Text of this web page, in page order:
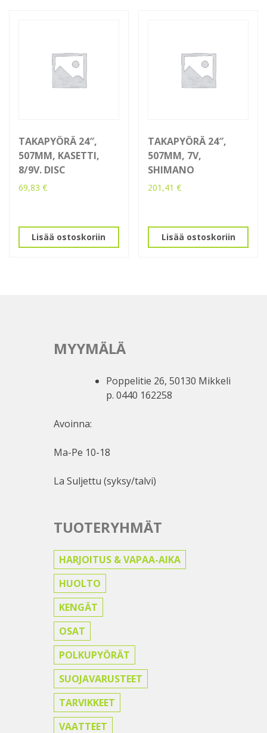
TAKAPYÖRÄ 24″,
507MM, KASETTI,
8/9V. DISC
69,83 €
Lisää ostoskoriin
TAKAPYÖRÄ 24″,
507MM, 7V,
SHIMANO
201,41€
Lisää ostoskoriin
MYYMÄLÄ
Poppelitie 26, 50130 Mikkeli
p. 0440 162258
Avoinna:
Ma-Pe 10-18
La Suljettu (syksy/talvi)
TUOTERYHMÄT
HARJOITUS & VAPAA-AIKA
HUOLTO
KENGÄT
OSAT
POLKUPYÖRÄT
SUOJAVARUSTEET
TARVIKKEET
VAATTEET